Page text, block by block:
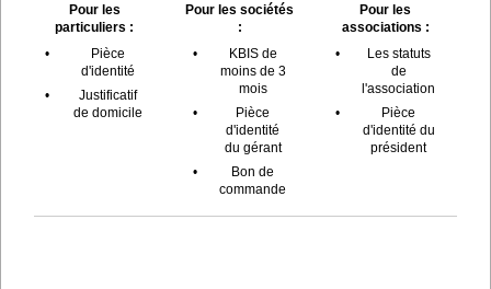
Pour les
particuliers :
•
Pièce
d'identité
•
Justificatif
de domicile
Pour les sociétés
:
•
KBIS de
moins de 3
mois
•
Pièce
d'identité
du gérant
•
Bon de
commande
Pour les
associations :
•
Les statuts
de
l'association
•
Pièce
d'identité du
président